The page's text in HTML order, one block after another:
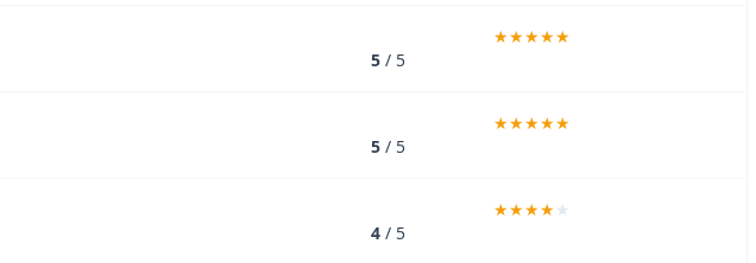
5 / 5
5 / 5
4 / 5